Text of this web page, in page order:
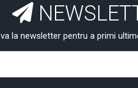
la newsletter pentru a primi